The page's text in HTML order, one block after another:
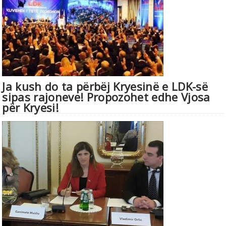
Ja kush do ta përbëj Kryesinë e LDK-së
sipas rajoneve! Propozohet edhe Vjosa
për Kryesi!